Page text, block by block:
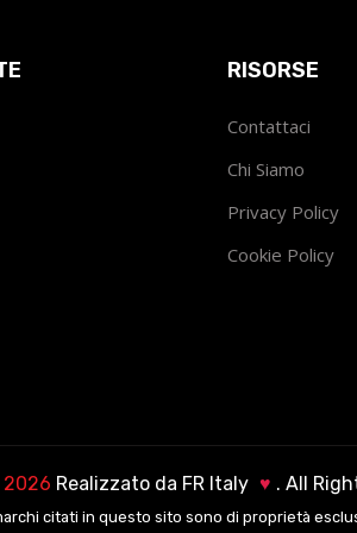
RISORSE
Contattaci
Chi Siamo
Privacy Policy
Cookie Policy
2026 Realizzato da FR Italy ♥ . All
citati in questo sito sono di proprietà